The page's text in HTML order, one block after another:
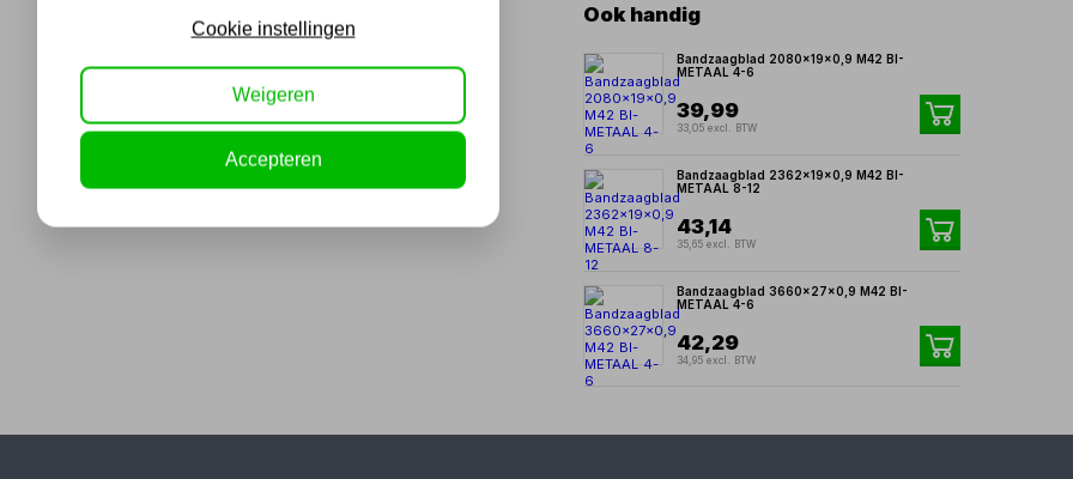
Ook handig
Bandzaagblad 2080x19x0,9 M42 BI-
METAAL 4-6
39,99
33,05 excl. BTW
Bandzaagblad 2362x19x0,9 M42 BI-
METAAL 8-12
43,14
35,65 excl. BTW
Bandzaagblad 3660x27x0,9 M42 BI-
METAAL 4-6
42,29
34,95 excl. BTW
Cookie instellingen
Weigeren
Accepteren